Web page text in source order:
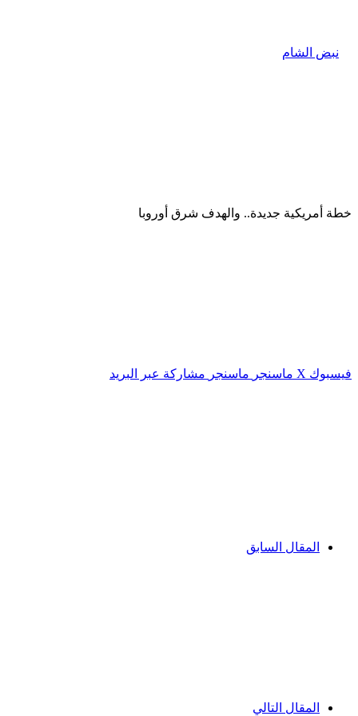
خطة أمريكية جديدة.. والهدف شرق أوروبا
فيسبوك ‫X ماسنجر ماسنجر مشاركة عبر البريد
المقال السابق
المقال التالي